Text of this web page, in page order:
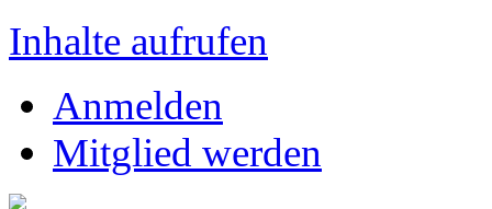
Inhalte aufrufen
Anmelden
Mitglied werden